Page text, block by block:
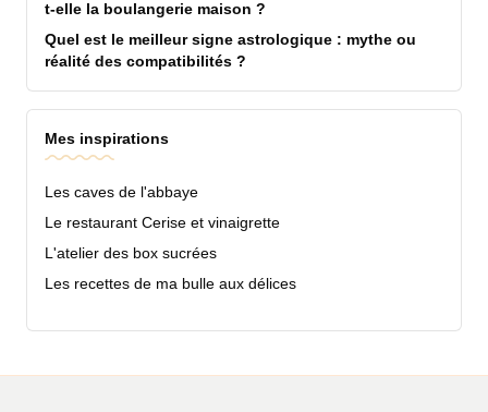
t-elle la boulangerie maison ?
Quel est le meilleur signe astrologique : mythe ou
réalité des compatibilités ?
Mes inspirations
Les caves de l'abbaye
Le restaurant Cerise et vinaigrette
L'atelier des box sucrées
Les recettes de ma bulle aux délices